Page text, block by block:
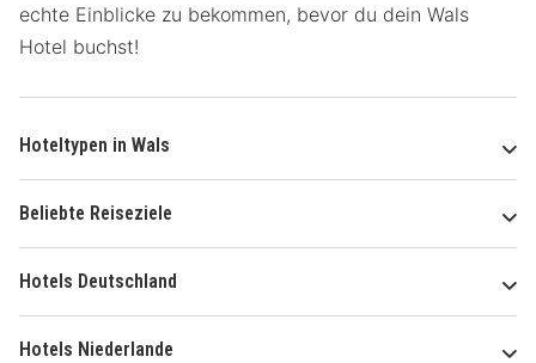
echte Einblicke zu bekommen, bevor du dein Wals
Hotel buchst!
Hoteltypen in Wals
Beliebte Reiseziele
Hotels Deutschland
Hotels Niederlande